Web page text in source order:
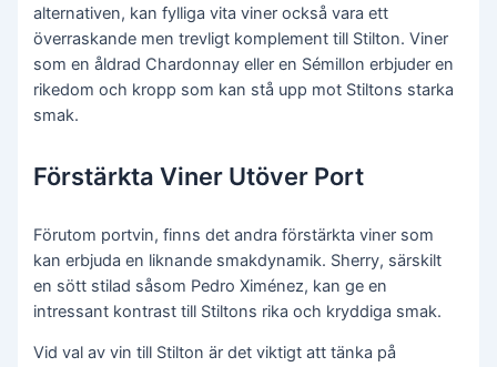
alternativen, kan fylliga vita viner också vara ett
överraskande men trevligt komplement till Stilton. Viner
som en åldrad Chardonnay eller en Sémillon erbjuder en
rikedom och kropp som kan stå upp mot Stiltons starka
smak.
Förstärkta Viner Utöver Port
Förutom portvin, finns det andra förstärkta viner som
kan erbjuda en liknande smakdynamik. Sherry, särskilt
en sött stilad såsom Pedro Ximénez, kan ge en
intressant kontrast till Stiltons rika och kryddiga smak.
Vid val av vin till Stilton är det viktigt att tänka på